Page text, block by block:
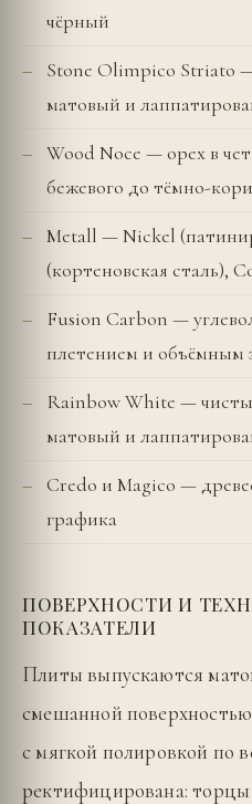
чёрный
Stone Olimpico Striato
матовый и
Wood Noce — орех в
бежевого до тёмно-
Metall — Nickel
(кортеновская сталь),
Fusion Carbon —
плетением и объёмным
Rainbow White —
матовый и
Credo и Magico —
графика
ПОВЕРХНОСТИ И
ПОКАЗАТЕЛИ
Плиты выпускаются
смешанной
с мягкой полировкой по
ректифицирована: торцы